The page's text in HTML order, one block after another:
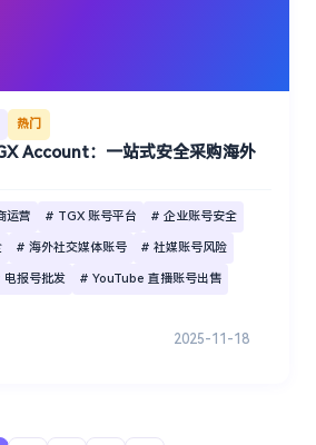
热门
Account：一站式安全采购海外
运营 # TGX 账号平台 # 企业账号安全
# 海外社交媒体账号 # 社媒账号风险
电报号批发 # YouTube 直播账号出售
2025-11-18